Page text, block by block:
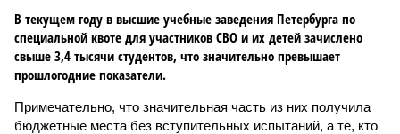
В текущем году в высшие учебные заведения Петербурга по
специальной квоте для участников СВО и их детей зачислено
свыше 3,4 тысячи студентов, что значительно превышает
прошлогодние показатели.
Примечательно, что значительная часть из них получила
бюджетные места без вступительных испытаний, а те, кто